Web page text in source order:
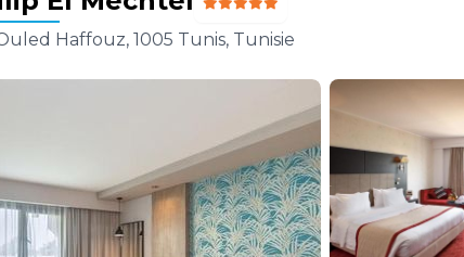
Haffouz, 1005 Tunis, Tunisie